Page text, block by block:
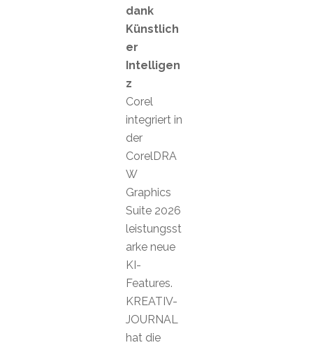
dank
Künstlich
er
Intelligen
z
Corel
integriert in
der
CorelDRA
W
Graphics
Suite 2026
leistungsst
arke neue
KI-
Features.
KREATIV-
JOURNAL
hat die